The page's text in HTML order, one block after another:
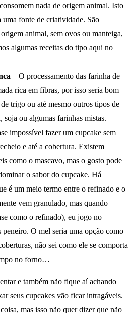
nada de origem animal. Isto
uma fonte de criatividade. São
animal, sem ovos ou manteiga,
algumas receitas do tipo aqui no
– O processamento das farinha de
rica em fibras, por isso seria bom
trigo ou até mesmo outros tipos de
soja ou algumas farinhas mistas.
impossível fazer um cupcake sem
e até a cobertura. Existem
como o mascavo, mas o gosto pode
o sabor do cupcake. Há
é um meio termo entre o refinado e o
vem granulado, mas quando
como o refinado), eu jogo no
O mel seria uma opção como
não sei como ele se comporta
no forno…
e também não fique aí achando
seus cupcakes vão ficar intragáveis.
mas isso não quer dizer que não